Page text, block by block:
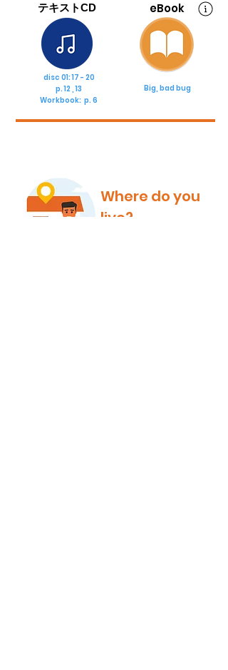
テキストCD
disc 01: 17 - 20
p. 12 , 13
Workbook: p. 6
eBook
Big, bad bug
Where do you
live?